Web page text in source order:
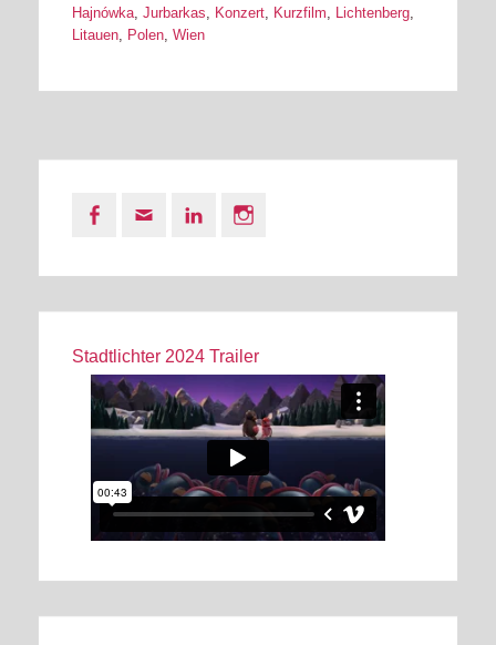
Hajnówka, Jurbarkas, Konzert, Kurzfilm, Lichtenberg,
Litauen, Polen, Wien
Facebook
Email LinkedIn
Stadtlichter 2024 Trailer